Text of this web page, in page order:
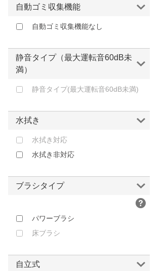
ランキング24選 吸引力？軽さ？ニーズ別
サクセスアジア｜Success Asia
solution
サンスター文具｜sun-star
シィーネット｜C:NET
ジット
デジタルランド｜Degital Land
トクハラテクノロジー｜Tokuhara
technology
ハイアール｜Haier
CORPORATION
ヒーローグリーン｜Hero Green
自動ゴミ収集機能
自動ゴミ収集機能なし
静音タイプ（最大運転音60dB未
満）
静音タイプ(最大運転音60dB未満)
水拭き
水拭き対応
水拭き非対応
ブラシタイプ
パワーブラシ
床ブラシ
自立式